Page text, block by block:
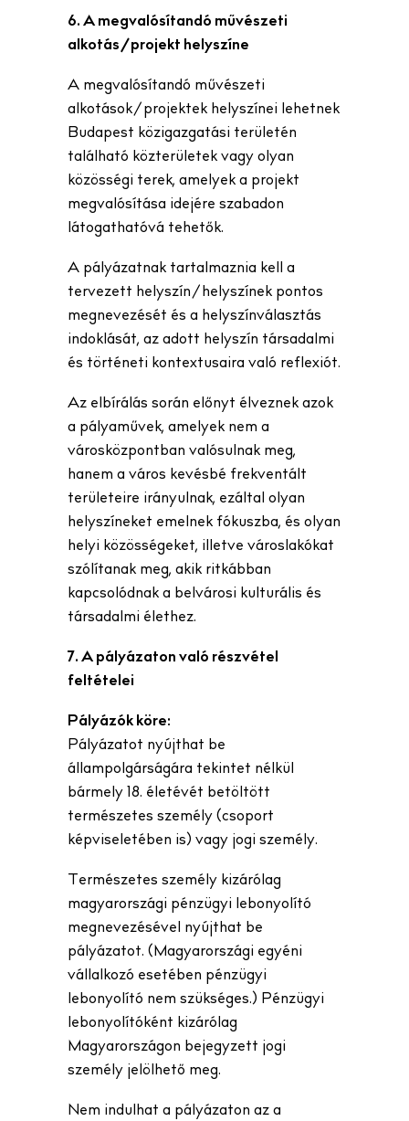
6. A megvalósítandó művészeti
alkotás/projekt helyszíne
A megvalósítandó művészeti
alkotások/projektek helyszínei lehetnek
Budapest közigazgatási területén
található közterületek vagy olyan
közösségi terek, amelyek a projekt
megvalósítása idejére szabadon
látogathatóvá tehetők.
A pályázatnak tartalmaznia kell a
tervezett helyszín/helyszínek pontos
megnevezését és a helyszínválasztás
indoklását, az adott helyszín társadalmi
és történeti kontextusaira való reflexiót.
Az elbírálás során előnyt élveznek azok
a pályaművek, amelyek nem a
városközpontban valósulnak meg,
hanem a város kevésbé frekventált
területeire irányulnak, ezáltal olyan
helyszíneket emelnek fókuszba, és olyan
helyi közösségeket, illetve városlakókat
szólítanak meg, akik ritkábban
kapcsolódnak a belvárosi kulturális és
társadalmi élethez.
7. A pályázaton való részvétel
feltételei
Pályázók köre:
Pályázatot nyújthat be
állampolgárságára tekintet nélkül
bármely 18. életévét betöltött
természetes személy (csoport
képviseletében is) vagy jogi személy.
Természetes személy kizárólag
magyarországi pénzügyi lebonyolító
megnevezésével nyújthat be
pályázatot. (Magyarországi egyéni
vállalkozó esetében pénzügyi
lebonyolító nem szükséges.) Pénzügyi
lebonyolítóként kizárólag
Magyarországon bejegyzett jogi
személy jelölhető meg.
Nem indulhat a pályázaton az a